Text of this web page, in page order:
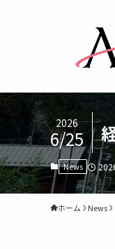
2026
6/25
News
ホーム News